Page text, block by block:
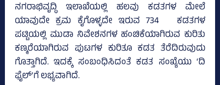
ನಗರಾಭಿವೃದ್ಧಿ ಇಲಾಖೆಯಲ್ಲಿ ಹಲವು ಕಡತಗಳ ಮೇಲೆ
ಯಾವುದೇ ಕ್ರಮ ಕೈಗೊಳ್ಳದೇ ಇರುವ 734 ಕಡತಗಳ
ಪಟ್ಟಿಯಲ್ಲಿ ಮುಡಾ ನಿವೇಶನಗಳ ಹಂಚಿಕೆಯಾಗಿರುವ ಕುರಿತು
ಕಣ್ಮರೆಯಾಗಿರುವ ಪುಟಗಳ ಕುರಿತೂ ಕಡತ ತೆರೆದಿರುವುದು
ಗೊತ್ತಾಗಿದೆ. ಇದಕ್ಕೆ ಸಂಬಂಧಿಸಿದಂತೆ ಕಡತ ಸಂಖ್ಯೆಯು ‘ದಿ
ಫೈಲ್‌’ಗೆ ಲಭ್ಯವಾಗಿದೆ.